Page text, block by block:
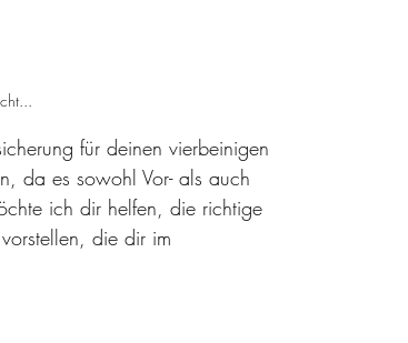
für deinen vierbeinigen
da es sowohl Vor- als auch
ich dir helfen, die richtige
die dir im